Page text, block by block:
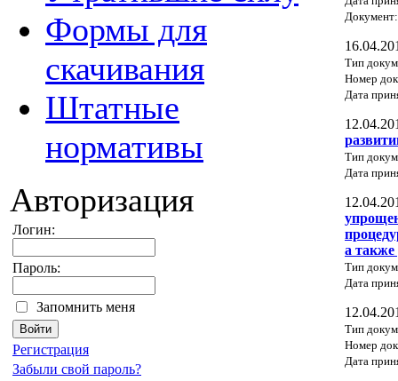
Формы для
скачивания
Штатные
нормативы
Авторизация
Логин:
Пароль:
Запомнить меня
Регистрация
Забыли свой пароль?
Тип
Номер
Дата
Тип
Дата
а также
Тип
Дата
Тип
Номер
Дата